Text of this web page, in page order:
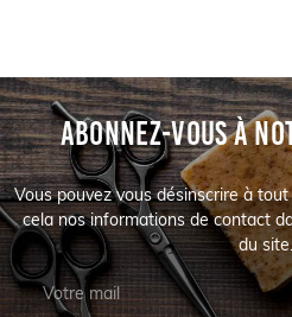
ABONNEZ-VOUS À
Vous pouvez vous désinscrire à
cela nos informations de contact
du site.